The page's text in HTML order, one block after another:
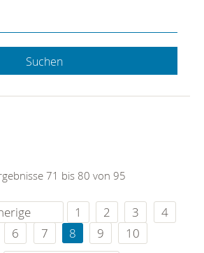
Suchen
71 bis 80 von 95
1 2 3
4
6 7 8 9
10